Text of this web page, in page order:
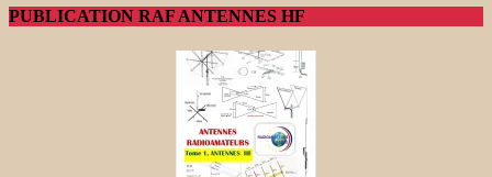
PUBLICATION RAF ANTENNES HF